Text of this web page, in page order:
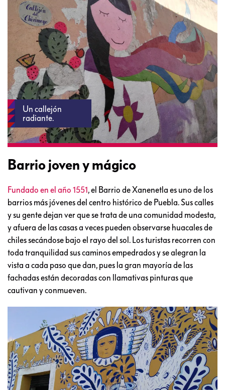
Un callejón
radiante.
Barrio joven y mágico
Fundado en el año 1551, el Barrio de Xanenetla es uno de los
barrios más jóvenes del centro histórico de Puebla. Sus calles
y su gente dejan ver que se trata de una comunidad modesta,
y afuera de las casas a veces pueden observarse huacales de
chiles secándose bajo el rayo del sol. Los turistas recorren con
toda tranquilidad sus caminos empedrados y se alegran la
vista a cada paso que dan, pues la gran mayoría de las
fachadas están decoradas con llamativas pinturas que
cautivan y conmueven.